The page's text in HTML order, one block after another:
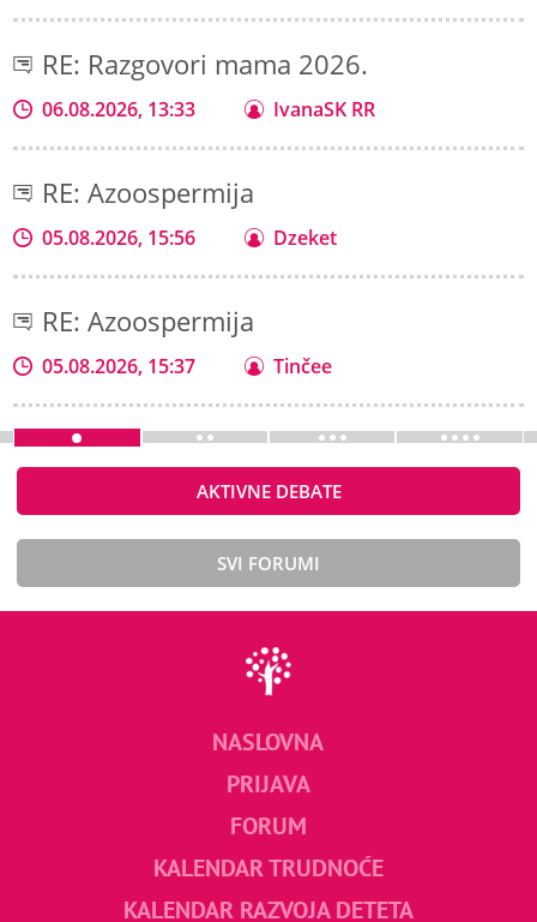
RE: Razgovori mama 2026.
06.08.2026, 13:33 IvanaSK RR
RE: Azoospermija
05.08.2026, 15:56 Dzeket
RE: Azoospermija
05.08.2026, 15:37 Tinčee
AKTIVNE DEBATE
SVI FORUMI
NASLOVNA
PRIJAVA
FORUM
KALENDAR TRUDNOĆE
KALENDAR RAZVOJA DETETA